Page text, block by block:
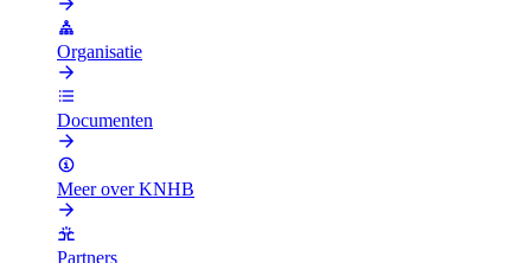
Organisatie
Documenten
Meer over KNHB
Partners